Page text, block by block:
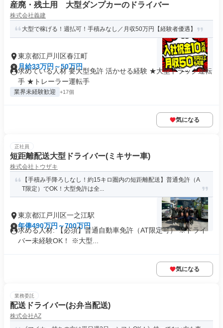
産廃・残土用 大型ダンプカーのドライバー
株式会社義建
大型で稼げる！週払可！手積みなし／月収50万円【経験者優遇】
東京都江戸川区春江町
月給33万円～50万円
求めている人材 要大型免許 活かせる経験 ★大型トラック運転
手 ★トレーラー運転手
業界未経験歓迎 +17個
気になる
正社員
短距離配送大型ドライバー(ミキサー車)
株式会社トウザキ
【手積み手降ろしなし！約15キロ圏内の短距離配送】普通免許（A
T限定）でOK！大型免許は全...
東京都江戸川区一之江駅
年俸490万円～700万円
求める人材: 【必須】普通自動車免許（AT限定可） ※ドライ
バー未経験OK！ ※大型...
気になる
業務委託
配送ドライバー(お弁当配送)
株式会社AZ